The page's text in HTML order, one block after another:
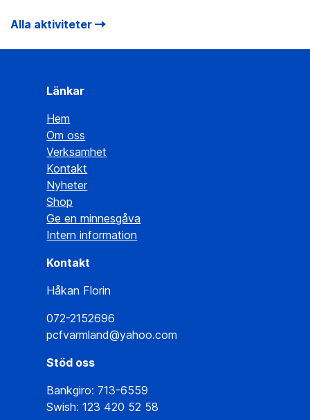
Alla aktiviteter
Länkar
Hem
Om oss
Verksamhet
Kontakt
Nyheter
Shop
Ge en minnesgåva
Intern information
Kontakt
Håkan Florin
072-2152696
pcfvarmland@yahoo.com
Stöd oss
Bankgiro: 713-6559
Swish: 123 420 52 58